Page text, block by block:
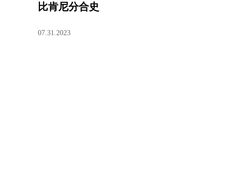
比肯尼分合史
07.31.2023